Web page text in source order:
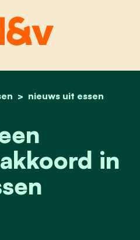
homenieuws uit essen
geen bestuursakkoord in
in